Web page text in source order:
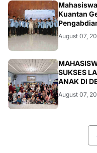
ARTIKEL
Kuantan
August 07,
ARTIKEL
SUKSES
ANAK DI
August 07,